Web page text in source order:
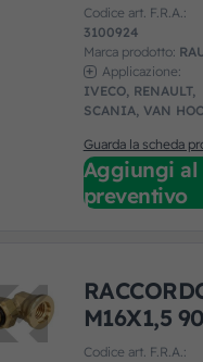
Codice art. F.R.A.:
3100924
Marca prodotto:
Applicazione:
IVECO, RENAULT,
SCANIA, VAN
Guarda la scheda
Aggiungi al
preventivo
M16X1,5 90
Codice art. F.R.A.: